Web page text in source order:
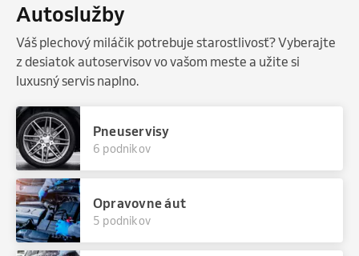
Autoslužby
Váš plechový miláčik potrebuje starostlivosť? Vyberajte
z desiatok autoservisov vo vašom meste a užite si
luxusný servis naplno.
Pneuservisy
6 podnikov
Opravovne áut
5 podnikov